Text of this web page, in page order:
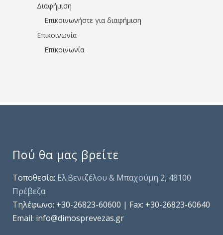
Διαφήμιση
Επικοινωνήστε για διαφήμιση
Επικοινωνία
Επικοινωνία
Πού θα μας βρείτε
Τοποθεσία: Ελ.Βενιζέλου & Μπαχούμη 2, 48100
Πρέβεζα
Τηλέφωνo: +30-26823-60600 | Fax: +30-26823-60640
Email: info@dimosprevezas.gr